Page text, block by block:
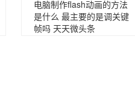
电脑制作flash动画的方法
是什么 最主要的是调关键
帧吗 天天微头条